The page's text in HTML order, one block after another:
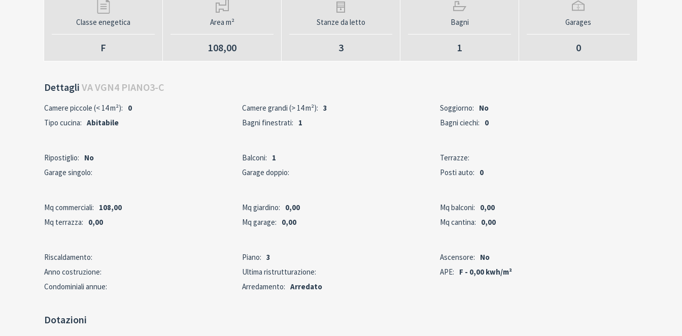
Classe enegetica
F
Area m²
108,00
Stanze da letto
3
Bagni
1
Garages
0
Dettagli VA VGN4 PIANO3-C
Camere piccole (< 14 m²): 0 Camere grandi (> 14 m²): 3 Soggiorno:
No
Tipo cucina: Abitabile Bagni finestrati: 1 Bagni ciechi: 0
Ripostiglio: No Balconi: 1
Terrazze:
Garage singolo:
Garage doppio: Posti auto: 0
Mq commerciali: 108,00 Mq giardino: 0,00 Mq balconi:
0,00
Mq terrazza:
0,00 Mq garage: 0,00 Mq cantina: 0,00
Riscaldamento: Piano: 3 Ascensore:
No
Anno costruzione:
Ultima ristrutturazione: APE:
F - 0,00 kwh/m²
Condominiali annue:
Arredamento: Arredato
Dotazioni